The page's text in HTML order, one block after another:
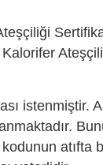
istenmiştir.
atıfta